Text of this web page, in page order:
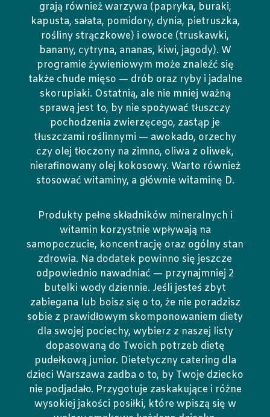
grają również warzywa (papryka, buraki,
kapusta, sałata, pomidory, dynia, pietruszka,
rośliny strączkowe) i owoce (truskawki,
banany, cytryna, ananas, kiwi, jagody). W
programie żywieniowym może znaleźć się
także chude mięso — drób oraz ryby i jadalne
skorupiaki. Ostatnią, ale nie mniej ważną
sprawą jest to, by nie spożywać tłuszczy
pochodzenia zwierzęcego, zastąp je
tłuszczami roślinnymi — awokado, orzechy
czy olej tłoczony na zimno, oliwa z oliwek,
nierafinowany olej kokosowy. Warto również
stosować witaminy, a głównie witaminę D.
Produkty pełne składników mineralnych i
witamin korzystnie wpływają na
samopoczucie, koncentrację oraz ogólny stan
zdrowia. Na dodatek powinno się jeszcze
odpowiednio nawadniać — przynajmniej 2
butelki wody dziennie. Jeśli jesteś zbyt
zabiegana lub boisz się o to, że nie poradzisz
sobie z prawidłowym skomponowaniem diety
dla swojej pociechy, wybierz z naszej listy
dopasowaną do Twoich potrzeb dietę
pudełkową junior. Dietetyczny catering dla
dzieci Warszawa zadba o to, by Twoje dziecko
nie podjadało. Przygotuje zaskakujące i różne
wysokiej jakości posiłki, które wpiszą się w